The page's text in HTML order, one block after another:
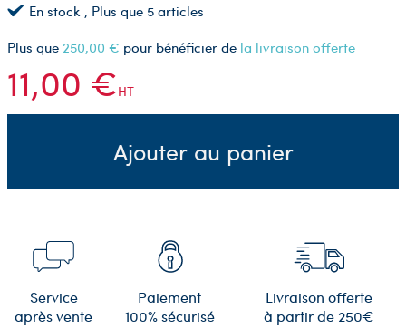
En stock , Plus que 5 articles
Plus que 250,00 € pour bénéficier de la livraison offerte
11,00 €HT
Ajouter au panier
Service
après vente
Paiement
100% sécurisé
Livraison offerte
à partir de 250€